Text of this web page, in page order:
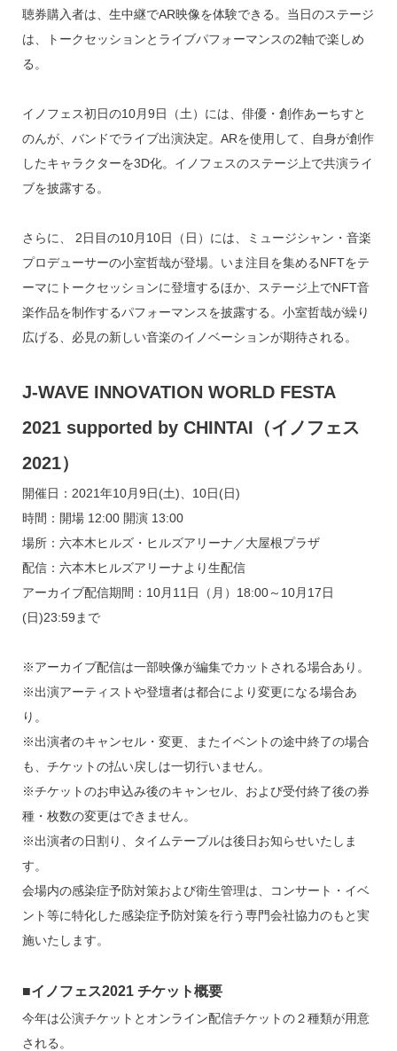
聴券購入者は、生中継でAR映像を体験できる。当日のステージ
は、トークセッションとライブパフォーマンスの2軸で楽しめ
る。
イノフェス初日の10月9日（土）には、俳優・創作あーちすと
のんが、バンドでライブ出演決定。ARを使用して、自身が創作
したキャラクターを3D化。イノフェスのステージ上で共演ライ
ブを披露する。
さらに、 2日目の10月10日（日）には、ミュージシャン・音楽
プロデューサーの小室哲哉が登場。いま注目を集めるNFTをテ
ーマにトークセッションに登壇するほか、ステージ上でNFT音
楽作品を制作するパフォーマンスを披露する。小室哲哉が繰り
広げる、必見の新しい音楽のイノベーションが期待される。
J-WAVE INNOVATION WORLD FESTA
2021 supported by CHINTAI（イノフェス
2021）
開催日：2021年10月9日(土)、10日(日)
時間：開場 12:00 開演 13:00
場所：六本木ヒルズ・ヒルズアリーナ／大屋根プラザ
配信：六本木ヒルズアリーナより生配信
アーカイブ配信期間：10月11日（月）18:00～10月17日
(日)23:59まで
※アーカイブ配信は一部映像が編集でカットされる場合あり。
※出演アーティストや登壇者は都合により変更になる場合あ
り。
※出演者のキャンセル・変更、またイベントの途中終了の場合
も、チケットの払い戻しは一切行いません。
※チケットのお申込み後のキャンセル、および受付終了後の券
種・枚数の変更はできません。
※出演者の日割り、タイムテーブルは後日お知らせいたしま
す。
会場内の感染症予防対策および衛生管理は、コンサート・イベ
ント等に特化した感染症予防対策を行う専門会社協力のもと実
施いたします。
■イノフェス2021 チケット概要
今年は公演チケットとオンライン配信チケットの２種類が用意
される。